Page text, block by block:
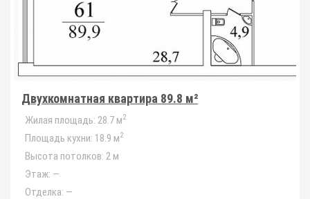
Двухкомнатная квартира 89.8 м²
Жилая площадь: 28.7 м2
Площадь кухни: 18.9 м2
Высота потолков: 2 м
Этаж: —
Отделка: —